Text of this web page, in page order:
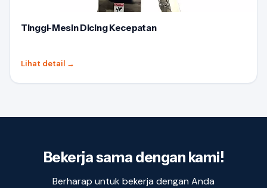
Tinggi-Mesin Dicing Kecepatan
Lihat detail →
Bekerja sama dengan kami!
Berharap untuk bekerja dengan Anda